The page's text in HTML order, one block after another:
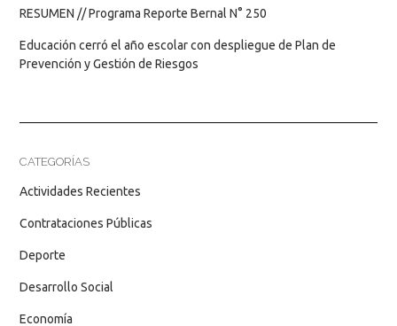
RESUMEN // Programa Reporte Bernal N° 250
Educación cerró el año escolar con despliegue de Plan de
Prevención y Gestión de Riesgos
CATEGORÍAS
Actividades Recientes
Contrataciones Públicas
Deporte
Desarrollo Social
Economía